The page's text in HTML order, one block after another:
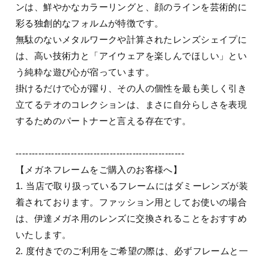
ンは、鮮やかなカラーリングと、顔のラインを芸術的に
彩る独創的なフォルムが特徴です。
無駄のないメタルワークや計算されたレンズシェイプに
は、高い技術力と「アイウェアを楽しんでほしい」とい
う純粋な遊び心が宿っています。
掛けるだけで心が躍り、その人の個性を最も美しく引き
立てるテオのコレクションは、まさに自分らしさを表現
するためのパートナーと言える存在です。
----------------------------------------------------
【メガネフレームをご購入のお客様へ】
1. 当店で取り扱っているフレームにはダミーレンズが装
着されております。ファッション用としてお使いの場合
は、伊達メガネ用のレンズに交換されることをおすすめ
いたします。
2. 度付きでのご利用をご希望の際は、必ずフレームと一